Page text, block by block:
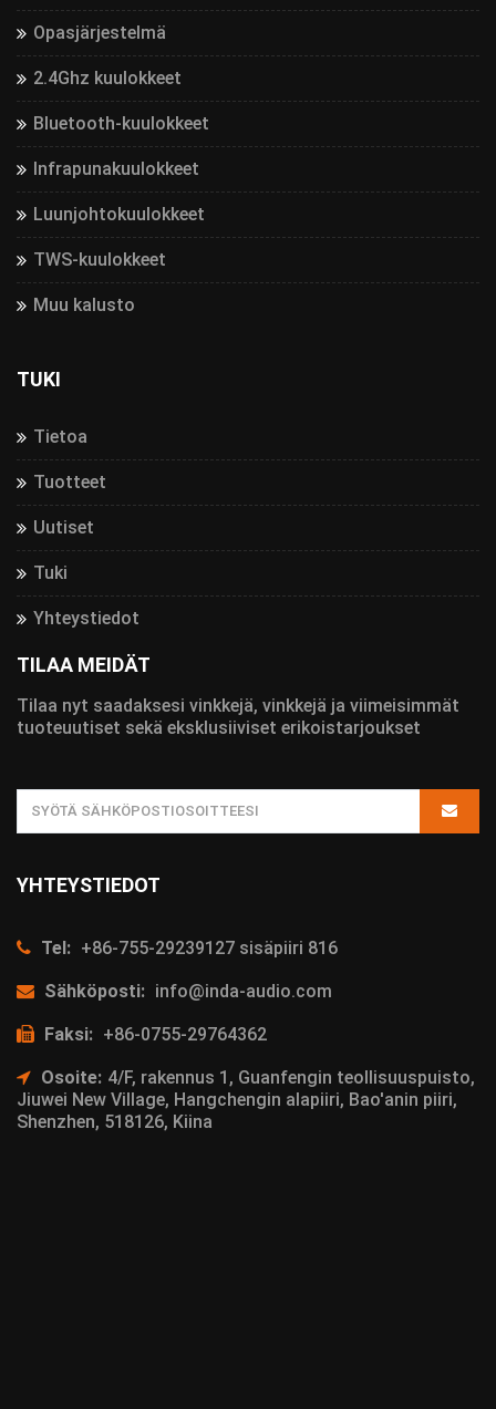
Opasjärjestelmä
2.4Ghz kuulokkeet
Bluetooth-kuulokkeet
Infrapunakuulokkeet
Luunjohtokuulokkeet
TWS-kuulokkeet
Muu kalusto
TUKI
Tietoa
Tuotteet
Uutiset
Tuki
Yhteystiedot
TILAA MEIDÄT
Tilaa nyt saadaksesi vinkkejä, vinkkejä ja viimeisimmät
tuoteuutiset sekä eksklusiiviset erikoistarjoukset
YHTEYSTIEDOT
Tel: +86-755-29239127 sisäpiiri 816
Sähköposti: info@inda-audio.com
Faksi: +86-0755-29764362
Osoite: 4/F, rakennus 1, Guanfengin teollisuuspuisto,
Jiuwei New Village, Hangchengin alapiiri, Bao'anin piiri,
Shenzhen, 518126, Kiina